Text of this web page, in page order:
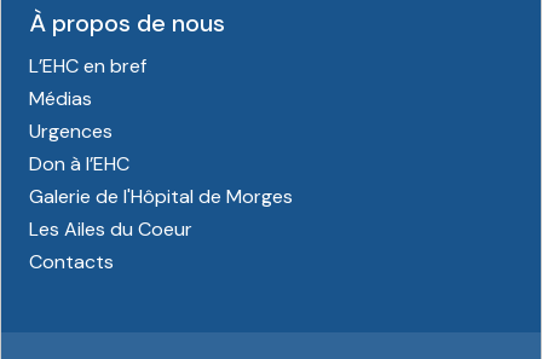
À propos de nous
L’EHC en bref
Médias
Urgences
Don à l’EHC
Galerie de l'Hôpital de Morges
Les Ailes du Coeur
Contacts